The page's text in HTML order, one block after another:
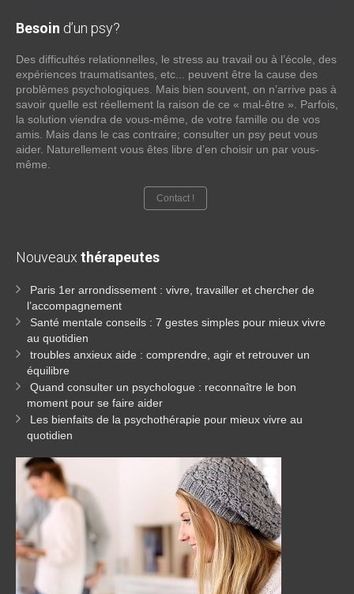
Besoin d’un psy?
Des difficultés relationnelles, le stress au travail ou à l’école, des
expériences traumatisantes, etc... peuvent être la cause des
problèmes psychologiques. Mais bien souvent, on n’arrive pas à
savoir quelle est réellement la raison de ce « mal-être ». Parfois,
la solution viendra de vous-même, de votre famille ou de vos
amis. Mais dans le cas contraire; consulter un psy peut vous
aider. Naturellement vous êtes libre d’en choisir un par vous-
même.
Contact !
Nouveaux thérapeutes
Paris 1er arrondissement : vivre, travailler et chercher de
l’accompagnement
Santé mentale conseils : 7 gestes simples pour mieux vivre
au quotidien
troubles anxieux aide : comprendre, agir et retrouver un
équilibre
Quand consulter un psychologue : reconnaître le bon
moment pour se faire aider
Les bienfaits de la psychothérapie pour mieux vivre au
quotidien